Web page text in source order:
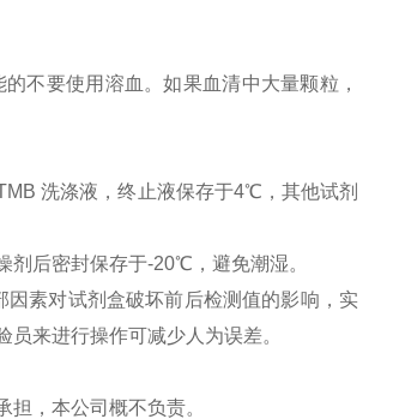
不要使用溶血。如果血清中大量颗粒，
洗涤液，终止液保存于4℃，其他试剂
剂后密封保存于-20℃，避免潮湿。
素对试剂盒破坏前后检测值的影响，实
来进行操作可减少人为误差。
，本公司概不负责。